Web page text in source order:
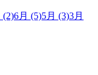
(2)6月 (5)5月 (3)3月